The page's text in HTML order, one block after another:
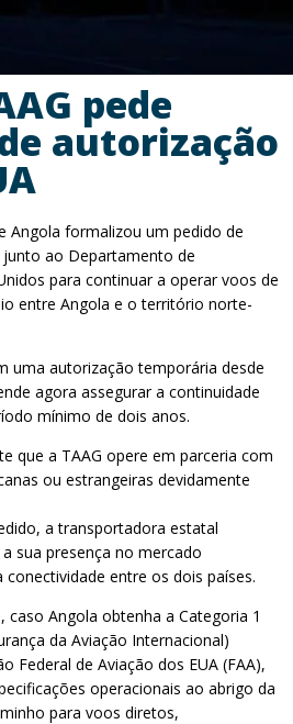
pede
autorização
Angola formalizou um pedido de
ao Departamento de
para continuar a operar voos de
entre Angola e o território norte-
uma autorização temporária desde
agora assegurar a continuidade
mínimo de dois anos.
que a TAAG opere em parceria com
ou estrangeiras devidamente
a transportadora estatal
sua presença no mercado
entre os dois países.
caso Angola obtenha a Categoria 1
da Aviação Internacional)
Federal de Aviação dos EUA (FAA),
operacionais ao abrigo da
para voos diretos,